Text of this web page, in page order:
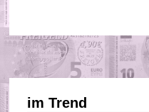
im Trend